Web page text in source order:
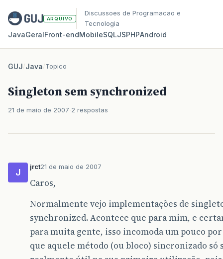
ARQUIVO
Discussoes de Programacao e
Tecnologia
JavaGeralFront‑endMobileSQLJSPHPAndroid
GUJ/Java/Topico
Singleton sem synchronized
21 de maio de 2007 2 respostas
J
jrct21 de maio de 2007
Caros,
Normalmente vejo implementações de
synchronized. Acontece que para mim, e
para muita gente, isso incomoda um pouco
que aquele método (ou bloco) sincronizado só